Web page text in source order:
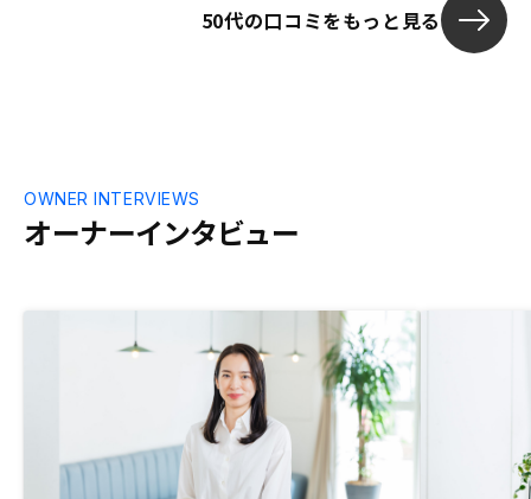
50代の口コミをもっと見る
オーナーインタビュー
OWNER INTERVIEWS